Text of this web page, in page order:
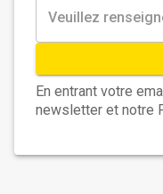
En entrant votre
newsletter et notre